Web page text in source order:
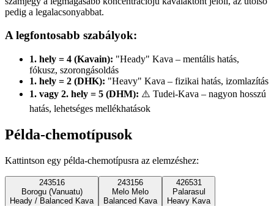
pedig a legalacsonyabbat.
A legfontosabb szabályok:
1. hely = 4 (Kavain): "Heady" Kava – mentális hatás,
fókusz, szorongásoldás
1. hely = 2 (DHK): "Heavy" Kava – fizikai hatás, izomlazítás
1. vagy 2. hely = 5 (DHM): ⚠️ Tudei-Kava – nagyon hosszú
hatás, lehetséges mellékhatások
Példa-chemotípusok
Kattintson egy példa-chemotípusra az elemzéshez:
243516
Borogu (Vanuatu)
Heady / Balanced Kava
243156
Melo Melo
Balanced Kava
426531
Palarasul
Heavy Kava